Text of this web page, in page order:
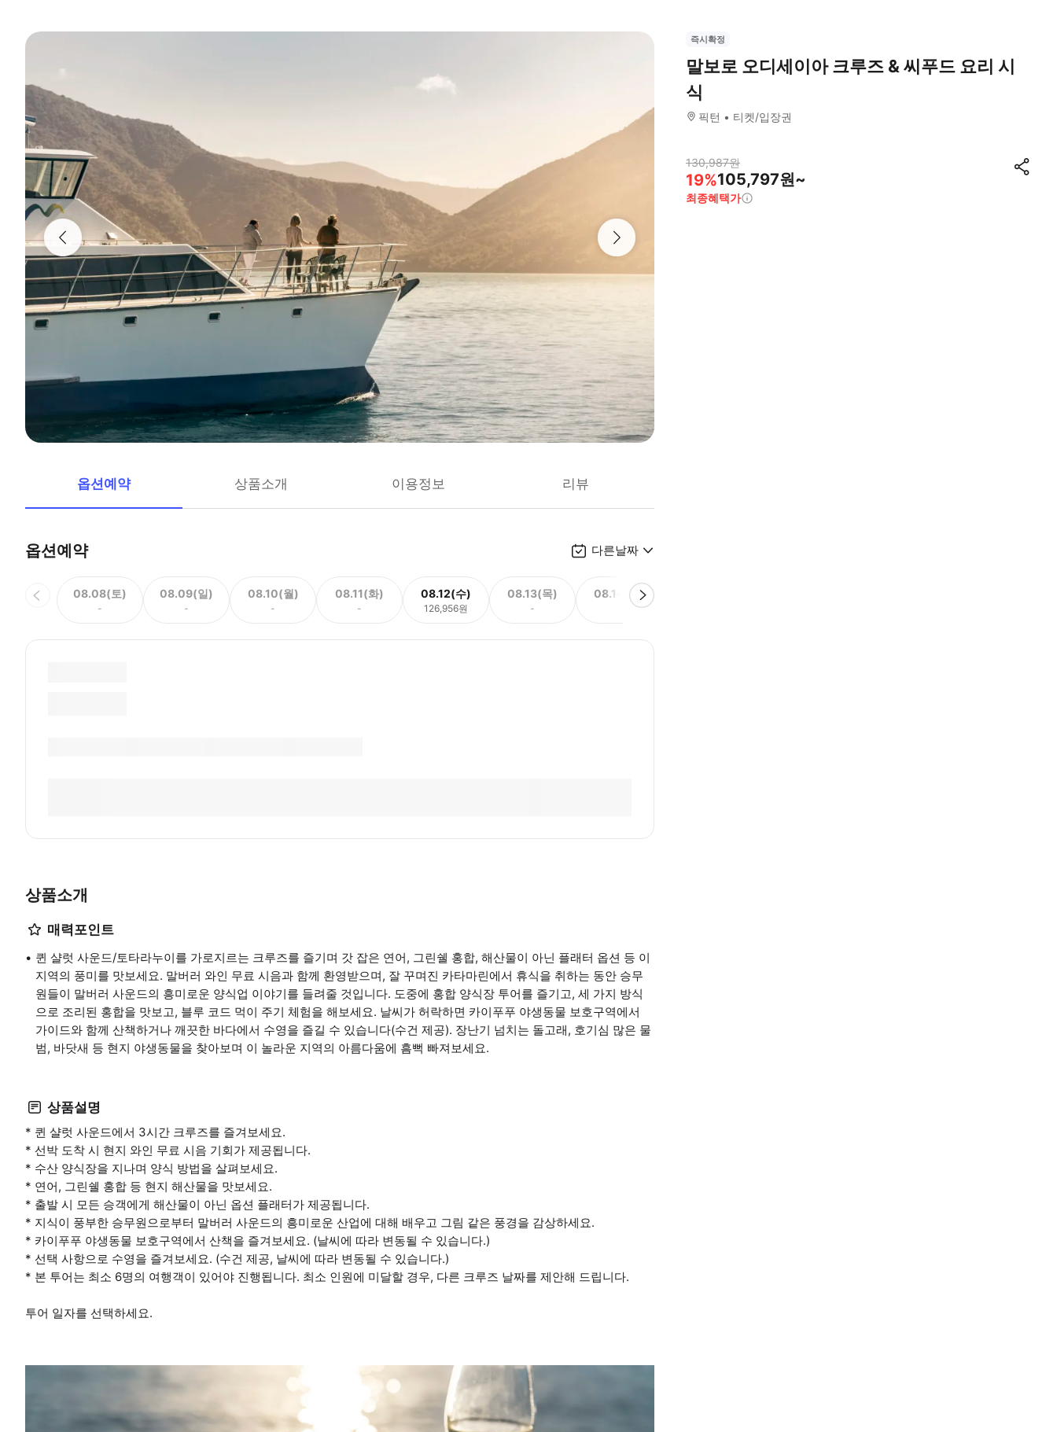
옵션예약 상품소개 이용정보 리뷰
옵션예약 다른날짜
08.08(토)
-
08.09(일)
-
08.10(월)
-
08.11(화)
-
08.12(수)
126,956원
08.13(목)
-
08.14(금)
상품소개
매력포인트
퀸 샬럿 사운드/토타라누이를 가로지르는 크루즈를 즐기며 갓 잡은 연어, 그린쉘 홍합, 해산물이 아닌 플래터 옵션 등 이
지역의 풍미를 맛보세요. 말버러 와인 무료 시음과 함께 환영받으며, 잘 꾸며진 카타마린에서 휴식을 취하는 동안 승무
원들이 말버러 사운드의 흥미로운 양식업 이야기를 들려줄 것입니다. 도중에 홍합 양식장 투어를 즐기고, 세 가지 방식
으로 조리된 홍합을 맛보고, 블루 코드 먹이 주기 체험을 해보세요. 날씨가 허락하면 카이푸푸 야생동물 보호구역에서
가이드와 함께 산책하거나 깨끗한 바다에서 수영을 즐길 수 있습니다(수건 제공). 장난기 넘치는 돌고래, 호기심 많은 물
범, 바닷새 등 현지 야생동물을 찾아보며 이 놀라운 지역의 아름다움에 흠뻑 빠져보세요.
상품설명
* 퀸 샬럿 사운드에서 3시간 크루즈를 즐겨보세요.
* 선박 도착 시 현지 와인 무료 시음 기회가 제공됩니다.
* 수산 양식장을 지나며 양식 방법을 살펴보세요.
* 연어, 그린쉘 홍합 등 현지 해산물을 맛보세요.
* 출발 시 모든 승객에게 해산물이 아닌 옵션 플래터가 제공됩니다.
* 지식이 풍부한 승무원으로부터 말버러 사운드의 흥미로운 산업에 대해 배우고 그림 같은 풍경을 감상하세요.
* 카이푸푸 야생동물 보호구역에서 산책을 즐겨보세요. (날씨에 따라 변동될 수 있습니다.)
* 선택 사항으로 수영을 즐겨보세요. (수건 제공, 날씨에 따라 변동될 수 있습니다.)
* 본 투어는 최소 6명의 여행객이 있어야 진행됩니다. 최소 인원에 미달할 경우, 다른 크루즈 날짜를 제안해 드립니다.
투어 일자를 선택하세요.
즉시확정
말보로 오디세이아 크루즈 & 씨푸드 요리 시
식
픽턴 티켓/입장권
130,987원
19%105,797원~
최종혜택가